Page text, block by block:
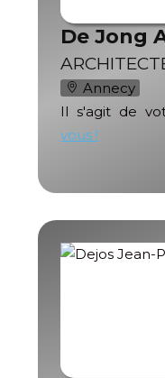
De Jong
Annecy
Il s'agit de
vous !